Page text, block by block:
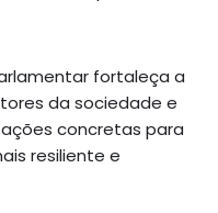
fortaleça a
da sociedade e
concretas para
resiliente e